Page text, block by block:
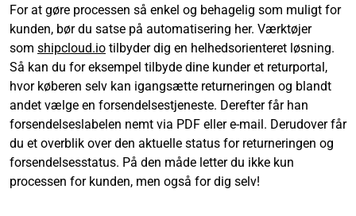
For at gøre processen så enkel og behagelig som muligt for
kunden, bør du satse på automatisering her. Værktøjer
som shipcloud.io tilbyder dig en helhedsorienteret løsning.
Så kan du for eksempel tilbyde dine kunder et returportal,
hvor køberen selv kan igangsætte returneringen og blandt
andet vælge en forsendelsestjeneste. Derefter får han
forsendelseslabelen nemt via PDF eller e-mail. Derudover får
du et overblik over den aktuelle status for returneringen og
forsendelsesstatus. På den måde letter du ikke kun
processen for kunden, men også for dig selv!